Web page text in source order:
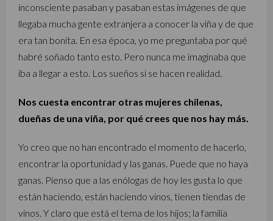
inconsciente pasaban y pasaban estas imágenes de que
llegaba mucha gente extranjera a conocer la viña y de que
era tan bonita. En esa época, yo me preguntaba por qué
habré soñado tanto esto. Pero nunca me imaginaba que
iba a llegar a esto. Los sueños sí se hacen realidad.
Nos cuesta encontrar otras mujeres chilenas,
dueñas de una viña, por qué crees que nos hay más.
Yo creo que no han encontrado el momento de hacerlo,
encontrar la oportunidad y las ganas. Puede que no haya
ganas. Pienso que a las enólogas de hoy les gusta lo que
están haciendo, están haciendo vinos, tienen tiendas de
vinos. Y claro que está el tema de los hijos; la familia